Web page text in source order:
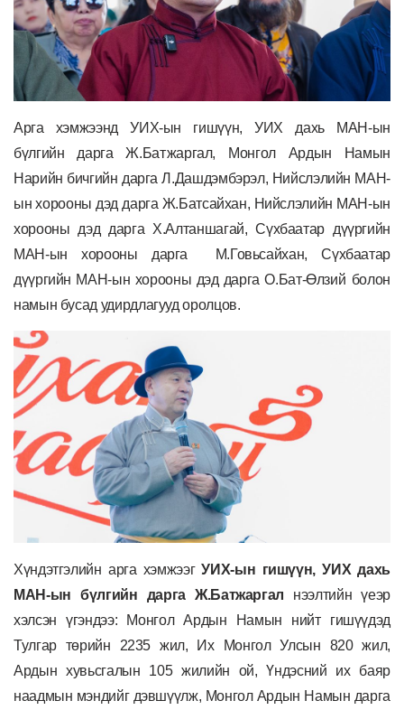
Арга хэмжээнд УИХ-ын гишүүн, УИХ дахь МАН-ын
бүлгийн дарга Ж.Батжаргал, Монгол Ардын Намын
Нарийн бичгийн дарга Л.Дашдэмбэрэл, Нийслэлийн МАН-
ын хорооны дэд дарга Ж.Батсайхан, Нийслэлийн МАН-ын
хорооны дэд дарга Х.Алтаншагай, Сүхбаатар дүүргийн
МАН-ын хорооны дарга М.Говьсайхан,Сүхбаатар
дүүргийн МАН-ын хорооны дэд дарга О.Бат-Өлзий болон
намын бусад удирдлагууд оролцов.
Хүндэтгэлийн арга хэмжээгУИХ-ын гишүүн, УИХ дахь
МАН-ын бүлгийн дарга Ж.Батжаргал нээлтийн үеэр
хэлсэн үгэндээ: Монгол Ардын Намын нийт гишүүдэд
Тулгар төрийн 2235 жил, Их Монгол Улсын 820 жил,
Ардын хувьсгалын 105 жилийн ой, Үндэсний их баяр
наадмын мэндийг дэвшүүлж, Монгол Ардын Намын дарга